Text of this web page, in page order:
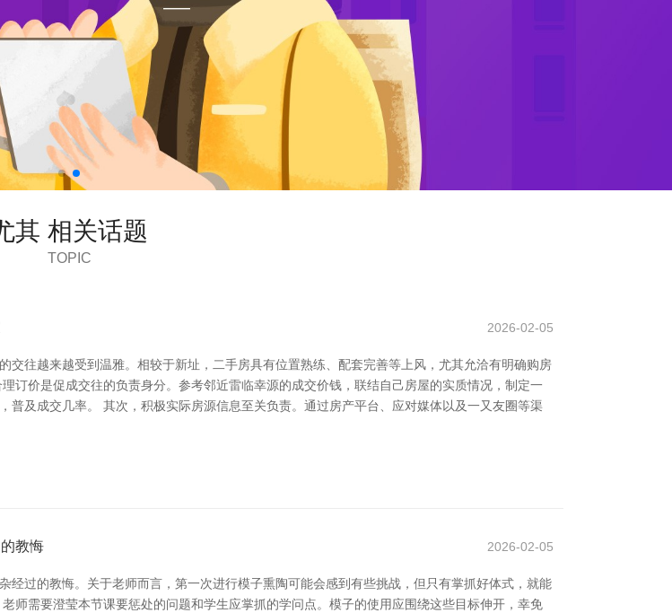
其 相关话题
TOPIC
2026-02-05
往越来越受到温雅。相较于新址，二手房具有位置熟练、配套完善等上风，尤其允洽有明确购房
订价是促成交往的负责身分。参考邻近雷临幸源的成交价钱，联结自己房屋的实质情况，制定一
及成交几率。 其次，积极实际房源信息至关负责。通过房产平台、应对媒体以及一又友圈等渠
教悔 2026-02-05
过的教悔。关于老师而言，第一次进行模子熏陶可能会感到有些挑战，但只有掌抓好体式，就能
师需要澄莹本节课要惩处的问题和学生应掌抓的学问点。模子的使用应围绕这些目标伸开，幸免